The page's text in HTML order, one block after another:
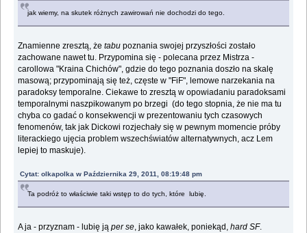
jak wiemy, na skutek różnych zawirowań nie dochodzi do tego.
Znamienne zresztą, żetabu poznania swojej przyszłości zostało
zachowane nawet tu. Przypomina się - polecana przez Mistrza -
carollowa "Kraina Chichów", gdzie do tego poznania doszło na skalę
masową; przypominają się też, częste w "FiF", lemowe narzekania na
paradoksy temporalne. Ciekawe to zresztą w opowiadaniu paradoksami
temporalnymi naszpikowanym po brzegi (do tego stopnia, że nie ma tu
chyba co gadać o konsekwencji w prezentowaniu tych czasowych
fenomenów, tak jak Dickowi rozjechały się w pewnym momencie próby
literackiego ujęcia problem wszechświatów alternatywnych, acz Lem
lepiej to maskuje).
Cytat: olkapolka w Października 29, 2011, 08:19:48 pm
Ta podróż to właściwie taki wstęp to do tych, które lubię.
A ja - przyznam - lubię jąper se, jako kawałek, poniekąd,hard SF.